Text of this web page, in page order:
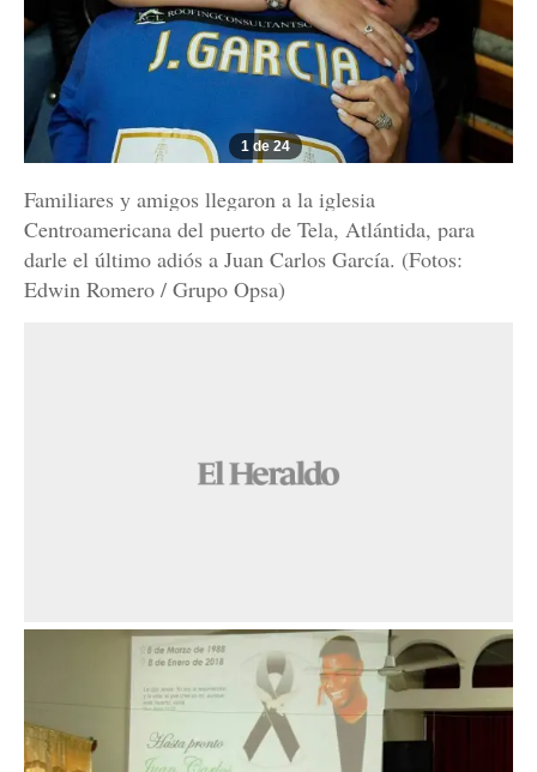
1 de 24
Familiares y amigos llegaron a la iglesia
Centroamericana del puerto de Tela, Atlántida, para
darle el último adiós a Juan Carlos García. (Fotos:
Edwin Romero / Grupo Opsa)